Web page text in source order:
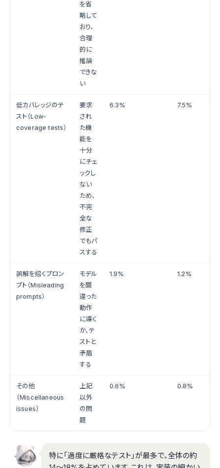
を省
略して
おり、
合理
的に
推論
できな
い
低カバレッジのテ
スト（Low-
coverage tests）
要求
され
た機
能を
十分
にチェ
ックし
ない
ため、
不完
全な
修正
でもパ
スする
6.3% 7.5%
誤解を招くプロン
プト（Misleading
prompts）
モデル
を間
違った
動作
に導く
か、テ
ストと
矛盾
する
1.9% 1.2%
その他
（Miscellaneous
issues）
上記
以外
の問
題
0.6% 0.8%
特に「過度に厳格なテスト」が最多で、全体の約